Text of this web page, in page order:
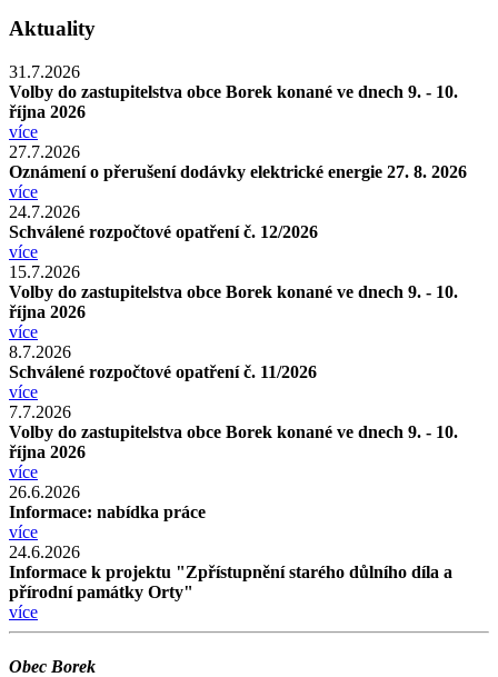
Aktuality
31.7.2026
Volby do zastupitelstva obce Borek konané ve dnech 9. - 10.
října 2026
více
27.7.2026
Oznámení o přerušení dodávky elektrické energie 27. 8. 2026
více
24.7.2026
Schválené rozpočtové opatření č. 12/2026
více
15.7.2026
Volby do zastupitelstva obce Borek konané ve dnech 9. - 10.
října 2026
více
8.7.2026
Schválené rozpočtové opatření č. 11/2026
více
7.7.2026
Volby do zastupitelstva obce Borek konané ve dnech 9. - 10.
října 2026
více
26.6.2026
Informace: nabídka práce
více
24.6.2026
Informace k projektu "Zpřístupnění starého důlního díla a
přírodní památky Orty"
více
Obec Borek